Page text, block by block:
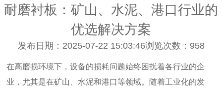
耐磨衬板：矿山、水泥、港口行业的
优选解决方案
发布日期：2025-07-22 15:03:46浏览次数： 958
在高磨损环境下，设备的损耗问题始终困扰着各行业的企
业，尤其是在矿山、水泥和港口等领域。随着工业化的发